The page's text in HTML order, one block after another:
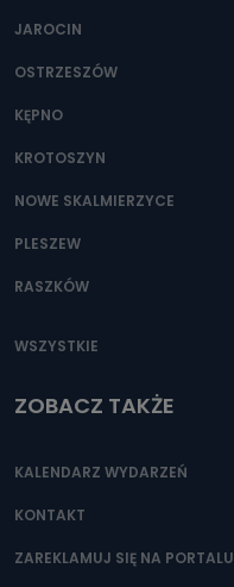
JAROCIN
OSTRZESZÓW
KĘPNO
KROTOSZYN
NOWE SKALMIERZYCE
PLESZEW
RASZKÓW
WSZYSTKIE
ZOBACZ TAKŻE
KALENDARZ WYDARZEŃ
KONTAKT
ZAREKLAMUJ SIĘ NA PORTALU